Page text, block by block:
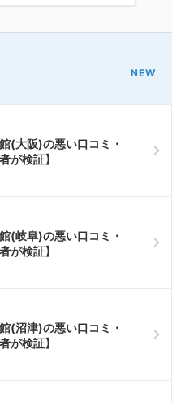
(大阪)の悪い口コミ・
が検証】
(岐阜)の悪い口コミ・
が検証】
(沼津)の悪い口コミ・
が検証】